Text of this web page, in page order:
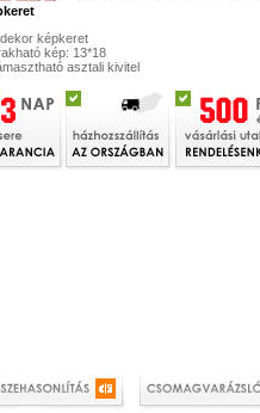
képkeret
kép: 13*18
asztali kivitel